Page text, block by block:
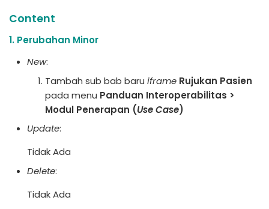
Content
1. Perubahan Minor
New:
Tambah sub bab baru iframe Rujukan Pasien
pada menu Panduan Interoperabilitas >
Modul Penerapan (Use Case)
Update:
Tidak Ada
Delete:
Tidak Ada